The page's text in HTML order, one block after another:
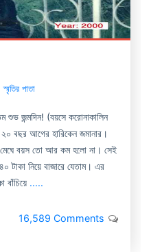
স্মৃতির পাতা
জন্মদিন! (বয়সে করোনাকালিন
২০ বছর আগের হারিকেন জমানার।
মেঘে বয়স তো আর কম হলো না। সেই
টাকা নিয়ে বাজারে যেতাম। এর
বাঁচিয়ে .....
16,589 Comments